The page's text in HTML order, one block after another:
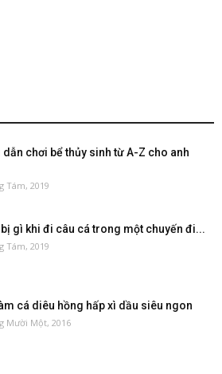
dẫn chơi bể thủy sinh từ A-Z cho anh
Tám, 2019
bị gì khi đi câu cá trong một chuyến đi...
Tám, 2019
cá diêu hồng hấp xì dầu siêu ngon
Mười Một, 2016